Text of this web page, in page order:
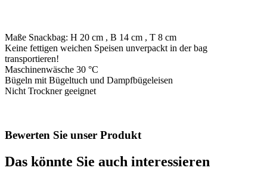
Menge
Maße Snackbag: H 20 cm , B 14 cm , T 8 cm
Keine fettigen weichen Speisen unverpackt in der bag
transportieren!
Maschinenwäsche 30 °C
Bügeln mit Bügeltuch und Dampfbügeleisen
Nicht Trockner geeignet
Bewerten Sie unser Produkt
Das könnte Sie auch interessieren